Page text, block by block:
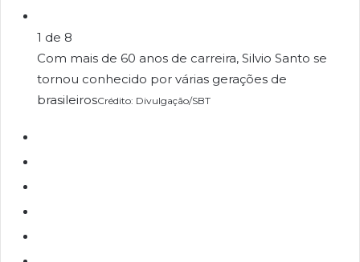
1 de 8
Com mais de 60 anos de carreira, Silvio Santo se
tornou conhecido por várias gerações de
brasileirosCrédito: Divulgação/SBT